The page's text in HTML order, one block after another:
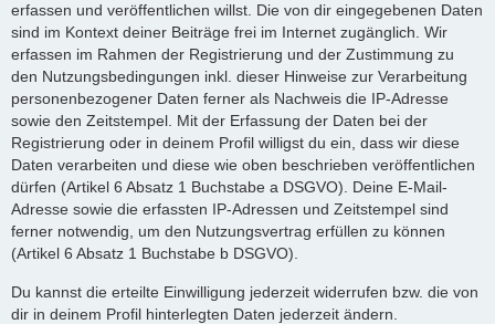
erfassen und veröffentlichen willst. Die von dir eingegebenen Daten
sind im Kontext deiner Beiträge frei im Internet zugänglich. Wir
erfassen im Rahmen der Registrierung und der Zustimmung zu
den Nutzungsbedingungen inkl. dieser Hinweise zur Verarbeitung
personenbezogener Daten ferner als Nachweis die IP-Adresse
sowie den Zeitstempel. Mit der Erfassung der Daten bei der
Registrierung oder in deinem Profil willigst du ein, dass wir diese
Daten verarbeiten und diese wie oben beschrieben veröffentlichen
dürfen (Artikel 6 Absatz 1 Buchstabe a DSGVO). Deine E-Mail-
Adresse sowie die erfassten IP-Adressen und Zeitstempel sind
ferner notwendig, um den Nutzungsvertrag erfüllen zu können
(Artikel 6 Absatz 1 Buchstabe b DSGVO).
Du kannst die erteilte Einwilligung jederzeit widerrufen bzw. die von
dir in deinem Profil hinterlegten Daten jederzeit ändern.